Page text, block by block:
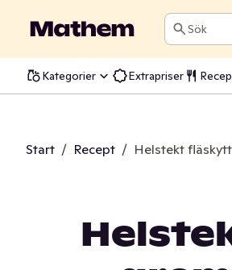
Sök
Kategorier Extrapriser
Start / Recept / Helstekt